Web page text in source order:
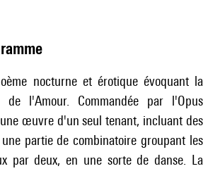
nocturne et érotique évoquant la
de l'Amour. Commandée par l'Opus
œuvre d'un seul tenant, incluant des
partie de combinatoire groupant les
par deux, en une sorte de danse. La